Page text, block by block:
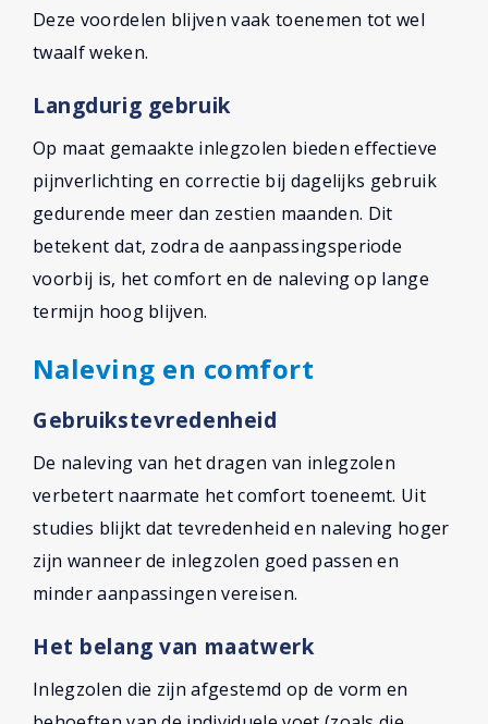
Deze voordelen blijven vaak toenemen tot wel
twaalf weken.
Langdurig gebruik
Op maat gemaakte inlegzolen bieden effectieve
pijnverlichting en correctie bij dagelijks gebruik
gedurende meer dan zestien maanden. Dit
betekent dat, zodra de aanpassingsperiode
voorbij is, het comfort en de naleving op lange
termijn hoog blijven.
Naleving en comfort
Gebruikstevredenheid
De naleving van het dragen van inlegzolen
verbetert naarmate het comfort toeneemt. Uit
studies blijkt dat tevredenheid en naleving hoger
zijn wanneer de inlegzolen goed passen en
minder aanpassingen vereisen.
Het belang van maatwerk
Inlegzolen die zijn afgestemd op de vorm en